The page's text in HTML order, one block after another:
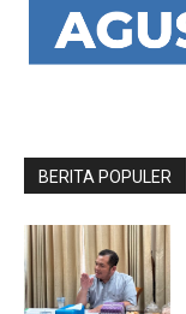
BERITA POPULER